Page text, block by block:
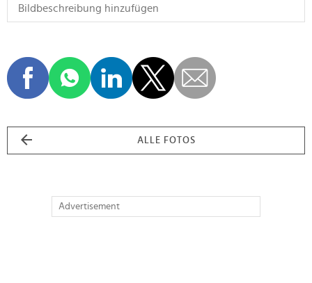
ALLE FOTOS
Advertisement